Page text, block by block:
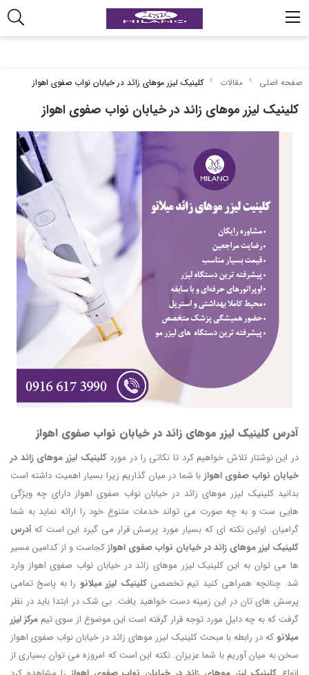
صفحه اصلی مقالات کلینیک لیزر موهای زائد در خیابان نواب صفوی اهواز
کلینیک لیزر موهای زائد در خیابان نواب صفوی اهواز
آدرس کلینیک لیزر موهای زائد در خیابان نواب صفوی اهواز
در این نوشتار تلاش خواهیم کرد تا نکاتی را در موردکلینیک لیزر موهای زائد در
خیابان نواب صفوی اهوازبا شما در میان گذاریم زیرا بسیار اهمیت داشته است
بدانید کلینیک لیزر موهای زائد در خیابان نواب صفوی اهواز دارای چه ویژگی
هایی ست و به چه صورت می تواند خدمات متنوع خود را ارائه نماید به شما
گرامیان. اولین نکته ای که بسیار مورد پرسش قرار می گیرد این است کهآدرس
کلینیک لیزر موهای زائد در خیابان نواب صفوی اهوازکجاست و از کدامین مسیر
ها می توان به این کلینیک لیزر موهای زائد در خیابان نواب صفوی اهواز وارد
شد. چنانچه همراهی کنید تیم تخصصیکلینیک لیزر میلانو را به پاسخ تمامی
پرسش های تان در این زمینه دست خواهید یافت. بی شک در ابتدا باید در نظر
گرفت که به چه دلیل مورد توجه قرار گرفته است این موضوع از سوی تیم مرکز لیزر
میلانوکه در رابطه با مبحث کلینیک لیزر موهای زائد در خیابان نواب صفوی اهواز
سخن به میان آوریم با شما عزیزان. نکته این است که امروزه می توان بسیاری از